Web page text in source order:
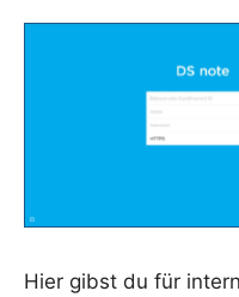
Hier gibst du für